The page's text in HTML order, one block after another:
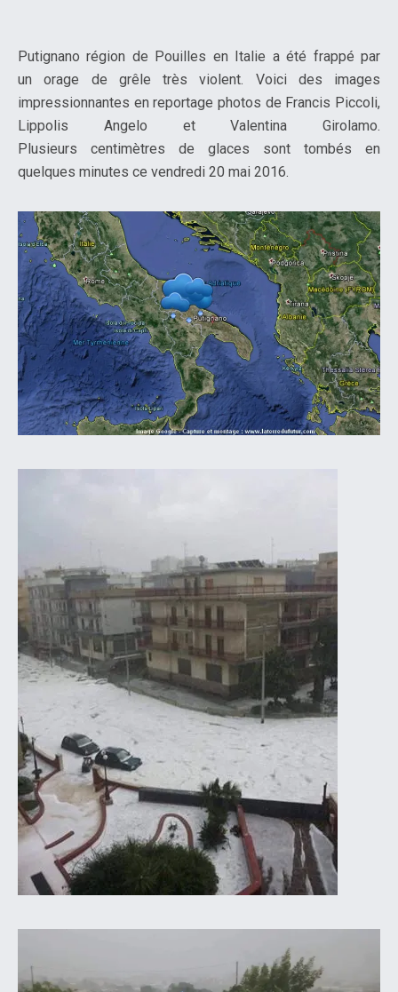
Putignano région de Pouilles en Italie a été frappé par
un orage de grêle très violent. Voici des images
impressionnantes en reportage photos de Francis Piccoli,
Lippolis Angelo et Valentina Girolamo.
Plusieurs centimètres de glaces sont tombés en
quelques minutes ce vendredi 20 mai 2016.